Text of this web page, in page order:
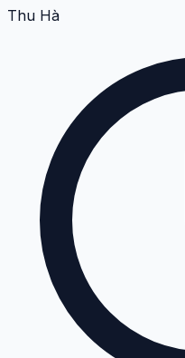
Thu Hà